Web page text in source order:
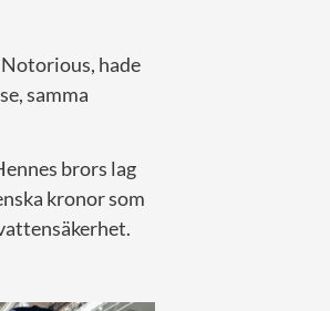
Notorious, hade
samma
brors lag
kronor som